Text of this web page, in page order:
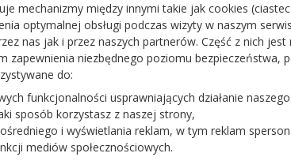
niedoboru witamin K i D. Witamina D
w utrzymaniu zdrowych kości i zębów oraz
komórek. Szacuje się, że 90% Polaków cierpi na
W tej kategorii można znaleźć preparaty dla
kapsułek twist-off (np. Bioaron K+D, Vitbaby
(337)
mechanizmy między innymi takie jak cookies
optymalnej obsługi podczas wizyty w naszym
nas jak i przez naszych partnerów. Część z nich
zapewnienia niezbędnego poziomu bezpieczeństwa,
do:
funkcjonalności usprawniających działanie
sposób korzystasz z naszej strony,
i wyświetlania reklam, w tym reklam
mediów społecznościowych.